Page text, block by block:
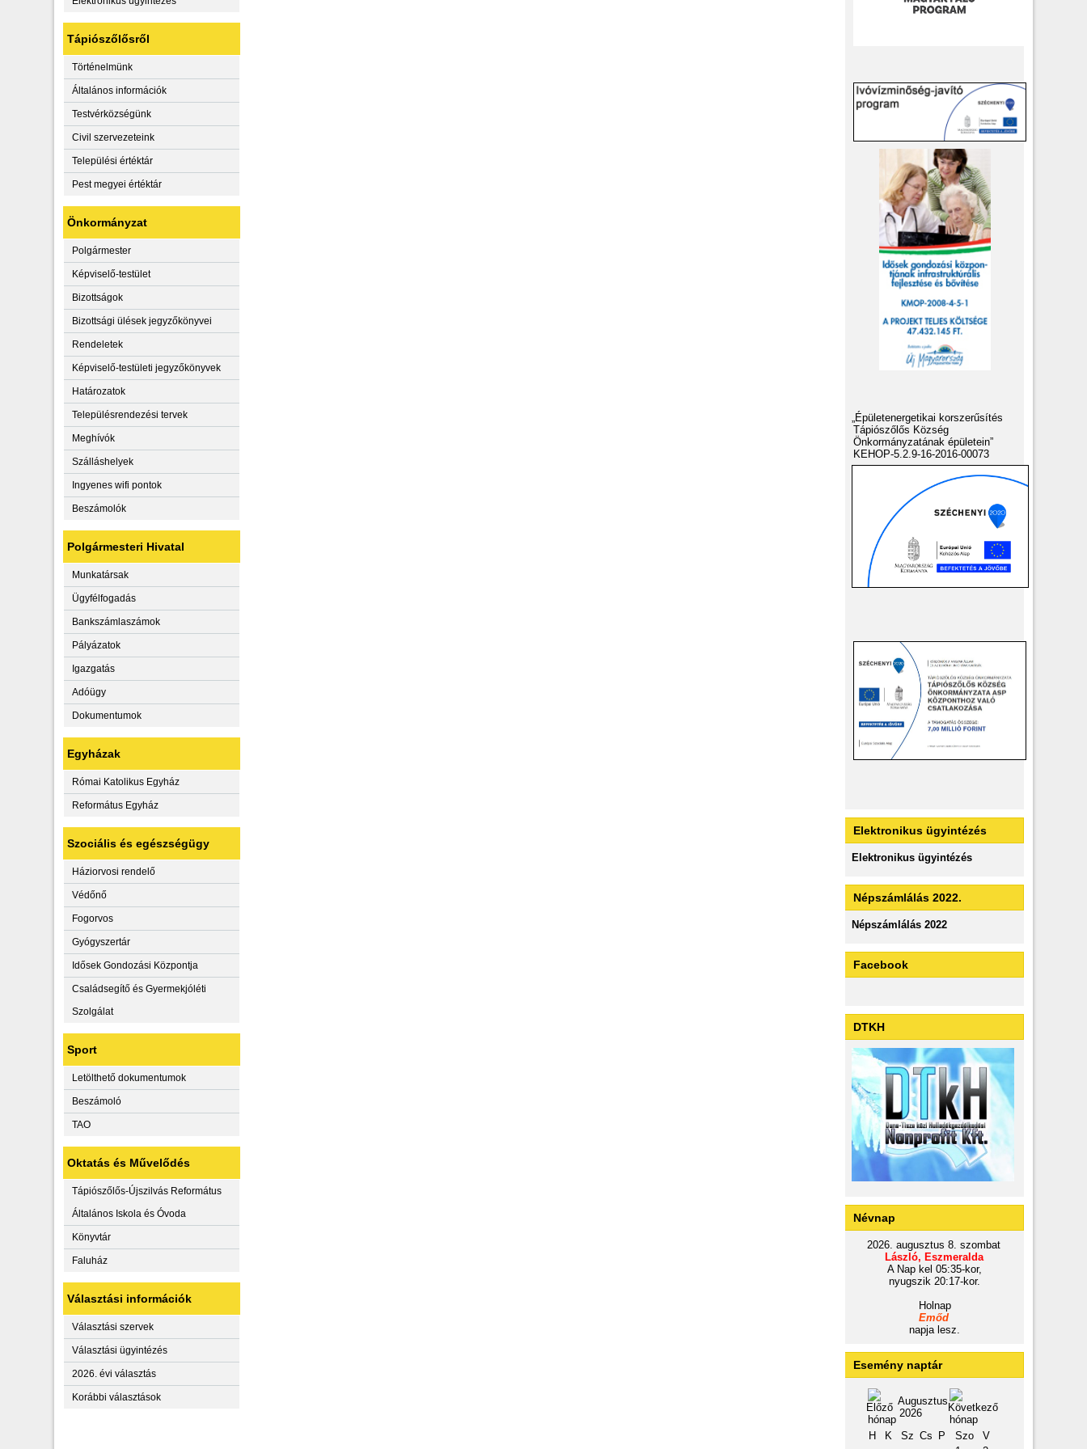
Tápiószőlősről
Történelmünk
Általános információk
Testvérközségünk
Civil szervezeteink
Települési értéktár
Pest megyei értéktár
Önkormányzat
Polgármester
Képviselő-testület
Bizottságok
Bizottsági ülések jegyzőkönyvei
Rendeletek
Képviselő-testületi jegyzőkönyvek
Határozatok
Településrendezési tervek
Meghívók
Szálláshelyek
Ingyenes wifi pontok
Beszámolók
Polgármesteri Hivatal
Munkatársak
Ügyfélfogadás
Bankszámlaszámok
Pályázatok
Igazgatás
Adóügy
Dokumentumok
Egyházak
Római Katolikus Egyház
Református Egyház
Szociális és egészségügy
Háziorvosi rendelő
Védőnő
Fogorvos
Gyógyszertár
Idősek Gondozási Központja
Családsegítő és Gyermekjóléti
Szolgálat
Sport
Letölthető dokumentumok
Beszámoló
TAO
Oktatás és Művelődés
Tápiószőlős-Újszilvás Református
Általános Iskola és Óvoda
Könyvtár
Faluház
Választási információk
Választási szervek
Választási ügyintézés
2026. évi választás
Korábbi választások
„Épületenergetikai korszerűsítés
Tápiószőlős Község
Önkormányzatának épületein”
KEHOP-5.2.9-16-2016-00073
Elektronikus ügyintézés
Elektronikus ügyintézés
Népszámlálás 2022.
Népszámlálás 2022
Facebook
DTKH
Névnap
2026. augusztus 8. szombat
László, Eszmeralda
A Nap kel 05:35-kor,
nyugszik 20:17-kor.
Holnap
Emőd
napja lesz.
Esemény naptár
Augusztus
2026
H
K Sz Cs P Szo
V